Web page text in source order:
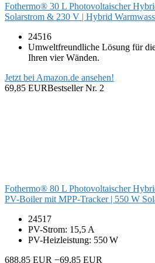
Fothermo® 30 L Photovoltaischer
Solarstrom & 230 V | Hybrid
24516
Umweltfreundliche Lösung für
Ihren vier Wänden.
Jetzt bei Amazon.de ansehen!
69,85 EURBestseller Nr. 2
Fothermo® 80 L Photovoltaischer
PV-Boiler mit MPP-Tracker | 550 W
24517
PV-Strom: 15,5 A
PV-Heizleistung: 550 W
688,85 EUR −69,85 EUR